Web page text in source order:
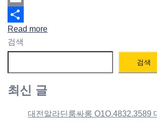
Email
Share
Read more
검색
검색
최신 글
대전알라딘룸싸롱 O1O.4832.3589